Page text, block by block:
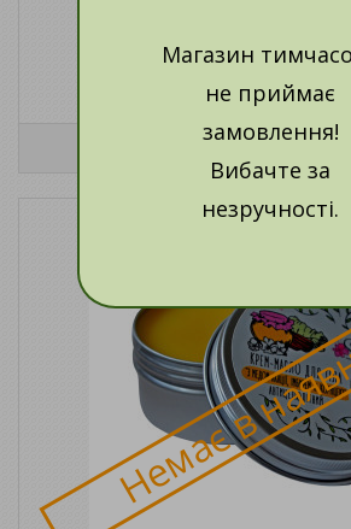
Немає в
Магазин
не приймає
замовлення!
Вибачте за
незручності.